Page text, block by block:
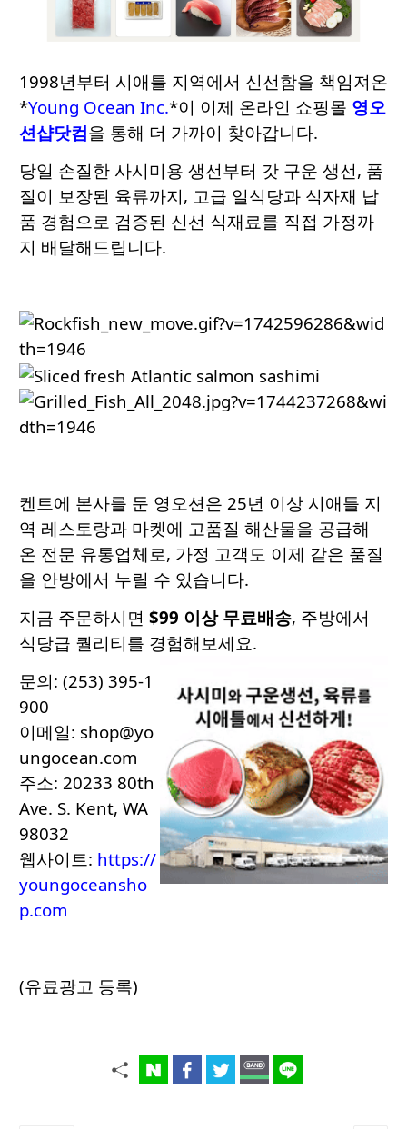
1998년부터 시애틀 지역에서 신선함을 책임져온
*Young Ocean Inc.*이 이제 온라인 쇼핑몰 영오
션샵닷컴을 통해 더 가까이 찾아갑니다.
당일 손질한 사시미용 생선부터 갓 구운 생선, 품
질이 보장된 육류까지, 고급 일식당과 식자재 납
품 경험으로 검증된 신선 식재료를 직접 가정까
지 배달해드립니다.
켄트에 본사를 둔 영오션은 25년 이상 시애틀 지
역 레스토랑과 마켓에 고품질 해산물을 공급해
온 전문 유통업체로, 가정 고객도 이제 같은 품질
을 안방에서 누릴 수 있습니다.
지금 주문하시면 $99 이상 무료배송, 주방에서
식당급 퀄리티를 경험해보세요.
문의: (253) 395-1
900
이메일: shop@yo
ungocean.com
주소: 20233 80th
Ave. S. Kent, WA
98032
웹사이트: https://
youngoceansho
p.com
(유료광고 등록)